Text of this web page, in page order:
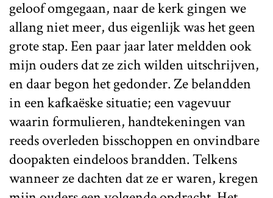
geloof omgegaan, naar de kerk gingen we
allang niet meer, dus eigenlijk was het geen
grote stap. Een paar jaar later meldden ook
mijn ouders dat ze zich wilden uitschrijven,
en daar begon het gedonder. Ze belandden
in een kafkaëske situatie; een vagevuur
waarin formulieren, handtekeningen van
reeds overleden bisschoppen en onvindbare
doopakten eindeloos brandden. Telkens
wanneer ze dachten dat ze er waren, kregen